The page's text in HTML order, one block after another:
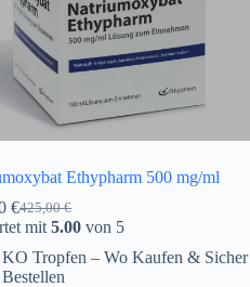
Ethypharm 500 mg/ml
425,00€
€
mit5.00 von 5
KO Tropfen – Wo Kaufen & Sicher
Bestellen